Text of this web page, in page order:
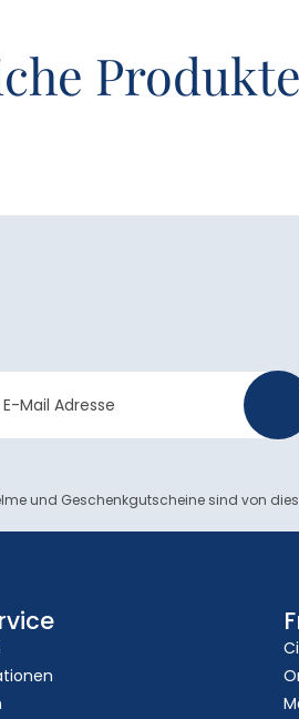
Produkte
und Geschenkgutscheine sind von